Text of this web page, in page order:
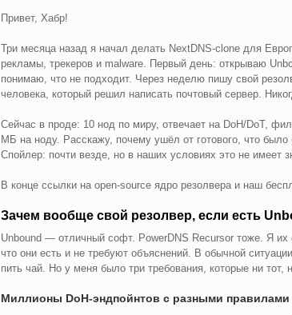
Привет, Хабр!
Три месяца назад я начал делать NextDNS-clone для
рекламы, трекеров и malware. Первый день: открываю
понимаю, что не подходит. Через неделю пишу свой
человека, который решил написать почтовый сервер.
Сейчас в проде: 10 нод по миру, отвечает на DoH/DoT,
МБ на ноду. Расскажу, почему ушёл от готового, что было
Спойлер: почти везде, но в наших условиях это не имеет
В конце ссылки на open-source ядро резолвера и наш
Зачем вообще свой резолвер, если есть
Unbound — отличный софт. PowerDNS Recursor тоже. Я их
что они есть и не требуют объяснений. В обычной
пить чай. Но у меня было три требования, которые ни тот,
Миллионы DoH-эндпойнтов с разными